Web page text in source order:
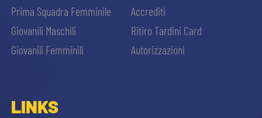
Prima Squadra Femminile
Giovanili Maschili
Giovanili Femminili
Accrediti
Ritiro Tardini Card
Autorizzazioni
LINKS